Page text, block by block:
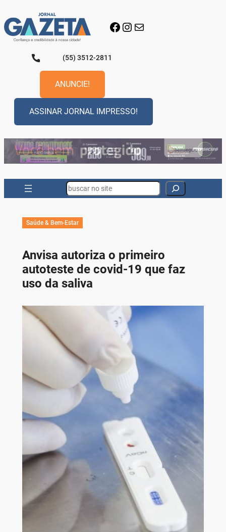
para
o
conteúdo
Facebook
Instagram
E-mail
(55) 3512-2811
ANUNCIE!
ASSINAR JORNAL IMPRESSO!
Search
Saúde & Bem-Estar
Anvisa autoriza o primeiro
autoteste de covid-19 que faz
uso da saliva